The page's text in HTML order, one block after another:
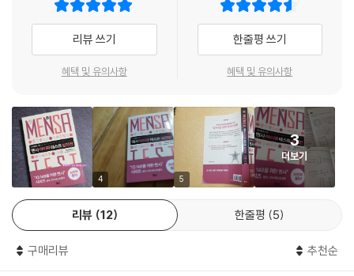
을 읽는 동안 천재는 어떻게 사고하고, 행동하는지 가늠할 수 있을 것이다.
또한 나만의 잠재력을 발휘할 수 있는 분야는 어딘지, 그에 필요한 능력을
어떻게 계발해야 하는지 알게 될 것이다.
리뷰 쓰기
혜택 및 유의사항
한줄평 쓰기
혜택 및 유의사항
4 5
3
더보기
리뷰 12 한줄평 5
구매리뷰 추천순